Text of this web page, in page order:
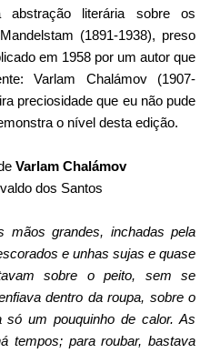
abstração literária sobre os
(1891-1938), preso
em 1958 por um autor que
Varlam Chalámov (1907-
preciosidade que eu não pude
o nível desta edição.
Varlam Chalámov
dos Santos
mãos grandes, inchadas pela
e unhas sujas e quase
sobre o peito, sem se
dentro da roupa, sobre o
um pouquinho de calor. As
tempos; para roubar, bastava